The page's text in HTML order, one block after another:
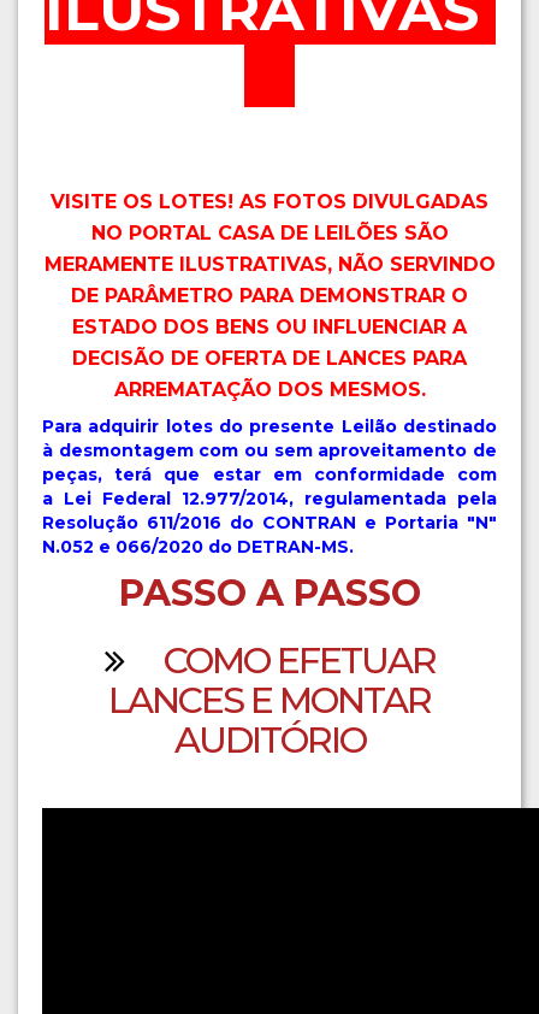
VISITE OS LOTES! AS FOTOS DIVULGADAS
NO PORTAL CASA DE LEILÕES SÃO
MERAMENTE ILUSTRATIVAS, NÃO SERVINDO
DE PARÂMETRO PARA DEMONSTRAR O
ESTADO DOS BENS OU INFLUENCIAR A
DECISÃO DE OFERTA DE LANCES PARA
ARREMATAÇÃO DOS MESMOS.
Para adquirir lotes do presente Leilão destinado
à desmontagem com ou sem aproveitamento de
peças, terá que estar em conformidade com
a Lei Federal 12.977/2014, regulamentada pela
Resolução 611/2016 do CONTRAN e Portaria "N"
N.052 e 066/2020 do DETRAN-MS.
PASSO A PASSO
COMO EFETUAR
LANCES E MONTAR
AUDITÓRIO